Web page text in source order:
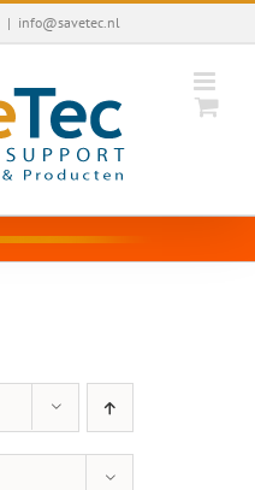
| info@savetec.nl